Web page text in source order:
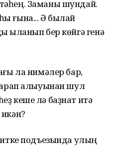
Заманы шундай.
ғына... Ə былай
ҡыланып бер кɵйгə генə
ла нимəлер бар,
алыуынан шул
кеше лə баҙнат итə
подъезында улың